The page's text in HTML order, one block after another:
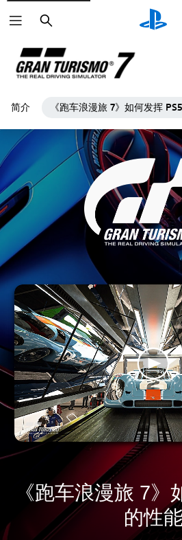
搜
索
简介 《跑车浪漫旅 7》如何发挥
《跑车浪漫旅 7》
的性